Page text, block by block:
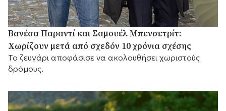
Βανέσα Παραντί και Σαμουέλ Μπενσετρίτ:
Χωρίζουν μετά από σχεδόν 10 χρόνια σχέσης
Το ζευγάρι αποφάσισε να ακολουθήσει χωριστούς
δρόμους.